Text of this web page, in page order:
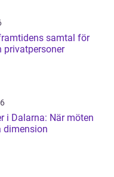
privatpersoner
i Dalarna: När möten
dimension